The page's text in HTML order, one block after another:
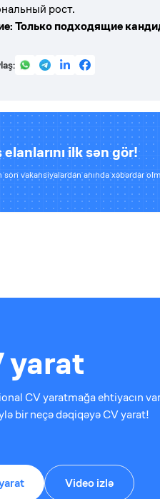
рост.
Только подходящие
elanlarını ilk sən gör!
son vakansiyalardan anında xəbərdar
yarat
CV yaratmağa ehtiyacın
bir neçə dəqiqəyə CV yarat!
Video izlə